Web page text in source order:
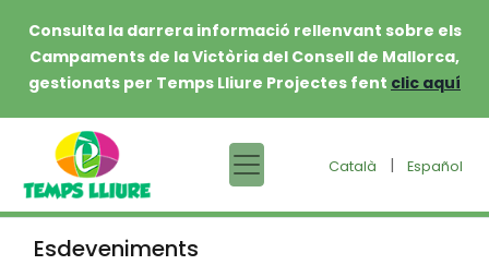
Consulta la darrera informació rellenvant sobre els
Campaments de la Victòria del Consell de Mallorca,
gestionats per Temps Lliure Projectes fent clic aquí
Català | Español
Esdeveniments